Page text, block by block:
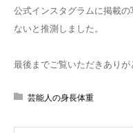
公式インスタグラムに掲載
ないと推測しました。
最後までご覧いただきありが
芸能人の身長体重